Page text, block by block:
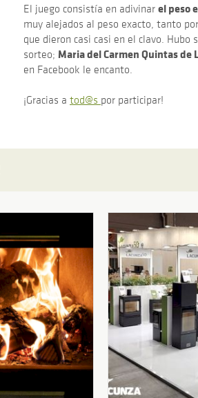
El juego consistía en adivinar el peso
muy alejados al peso exacto, tanto
que dieron casi casi en el clavo.
sorteo; Maria del Carmen Quintas de
en Facebook le encanto.
¡Gracias a tod@s por participar!